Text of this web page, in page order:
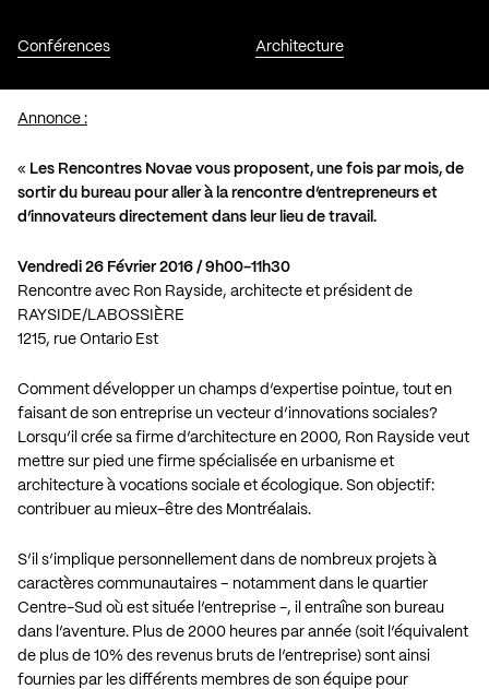
Conférences Architecture
Annonce :
« Les Rencontres Novae vous proposent, une fois par mois, de
sortir du bureau pour aller à la rencontre d’entrepreneurs et
d’innovateurs directement dans leur lieu de travail.
Vendredi 26 Février 2016 / 9h00-11h30
Rencontre avec Ron Rayside, architecte et président de
RAYSIDE/LABOSSIÈRE
1215, rue Ontario Est
Comment développer un champs d’expertise pointue, tout en
faisant de son entreprise un vecteur d’innovations sociales?
Lorsqu’il crée sa firme d’architecture en 2000, Ron Rayside veut
mettre sur pied une firme spécialisée en urbanisme et
architecture à vocations sociale et écologique. Son objectif:
contribuer au mieux-être des Montréalais.
S’il s’implique personnellement dans de nombreux projets à
caractères communautaires – notamment dans le quartier
Centre-Sud où est située l’entreprise -, il entraîne son bureau
dans l’aventure. Plus de 2000 heures par année (soit l’équivalent
de plus de 10% des revenus bruts de l’entreprise) sont ainsi
fournies par les différents membres de son équipe pour